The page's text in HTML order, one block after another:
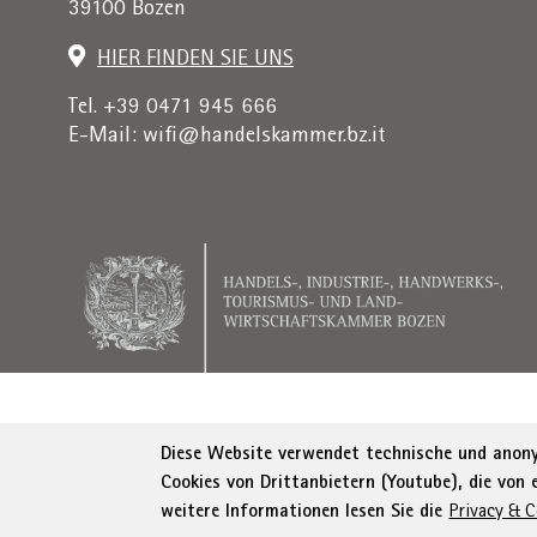
39100 Bozen
HIER FINDEN SIE UNS
Tel. +39 0471 945 666
E-Mail: wifi@handelskammer.bz.it
© WIFI Impressum Privacy AGB
Diese Website verwendet technische und
Cookies von Drittanbietern (Youtube), die von
weitere Informationen lesen Sie die Privacy &